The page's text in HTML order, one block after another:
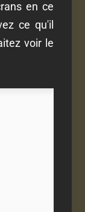
en ce
ce qu'il
voir le